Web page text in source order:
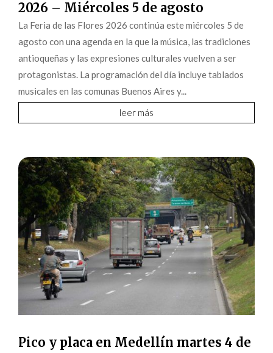
2026 – Miércoles 5 de agosto
La Feria de las Flores 2026 continúa este miércoles 5 de
agosto con una agenda en la que la música, las tradiciones
antioqueñas y las expresiones culturales vuelven a ser
protagonistas. La programación del día incluye tablados
musicales en las comunas Buenos Aires y...
leer más
Pico y placa en Medellín martes 4 de